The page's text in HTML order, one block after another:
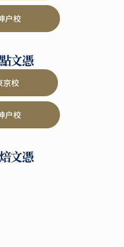
户校
文憑
京校
户校
文憑